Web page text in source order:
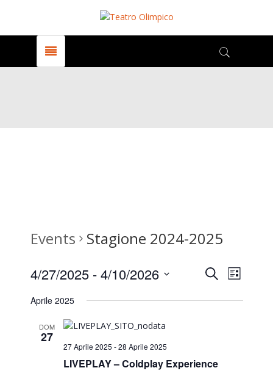
Events Stagione 2024-2025
Events
Search
Views
Search
Elenco
4/27/2025 - 4/10/2026
date.
Aprile 2025
DOM
27
27 Aprile 2025 -28 Aprile 2025
LIVEPLAY – Coldplay Experience